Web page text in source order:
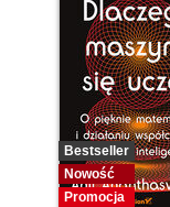
Bestseller
Nowość
Promocja